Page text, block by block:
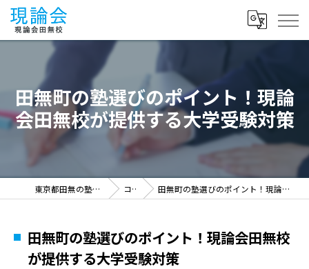
田無町の塾選びのポイント！現論
会田無校が提供する大学受験対策
東京都田無の塾なら現論会田無校 コラム 田無町の塾選びのポイント！現論会田無校が提供する大学受験対策
田無町の塾選びのポイント！現論会田無校
が提供する大学受験対策